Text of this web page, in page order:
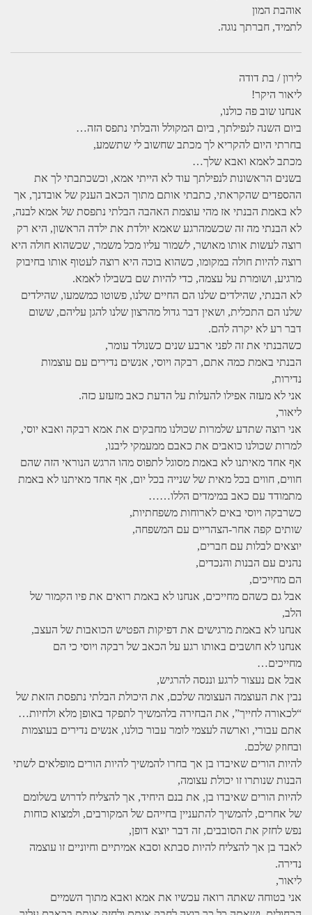
אוהבת המון
לתמיד, חברתך נוגה.
לירון / בת דודה
ליאור היקר!
אנחנו שוב פה כולנו,
ביום השנה לנפילתך, ביום המקולל והבלתי נתפס הזה…
בחרתי היום להקריא לך מכתב שחשוב לי שתשמע,
מכתב לאמא ואבא שלך…
בשנים הראשונות לנפילתך עוד לא הייתי אמא, וכשכתבתי לך את
ההספדים שהקראתי, כתבתי אותם מתוך הכאב הענק של אובדנך, אך
לא באמת הבנתי אז מהי עוצמת האהבה הבלתי נתפסת של אמא לבנה,
לא הבנתי מה זה שכשמהרגע שאמא יולדת את ילדה הראשון, היא רק
רוצה לעשות אותו מאושר, לשמור עליו מכל משמר, שכשהוא חולה היא
רוצה להיות חולה במקומו, כשהוא בוכה היא רוצה לעטוף אותו בחיבוק
מרגיע, ושומרת על עצמה, כדי להיות שם בשבילו לאמא.
לא הבנתי, שהילדים שלנו הם החיים שלנו, פשוטו כמשמעו, שהילדים
שלנו הם התכלית, ושאין דבר גדול מהרצון שלנו להגן עליהם, ששום
דבר רע לא יקרה להם.
כשהבנתי את זה לפני ארבע שנים כשנולד עומר,
הבנתי באמת כמה אתם, רבקה ויוסי, אנשים נדירים עם עוצמות
נדירות,
אני לא מעזה אפילו להעלות על הדעת כאב מזעזע כזה.
ליאור,
אני רוצה שתדע שלמרות שכולנו מחבקים את אמא רבקה ואבא יוסי,
למרות שכולנו כואבים את כאבם ממעמקי ליבנו,
אף אחד מאיתנו לא באמת מסוגל לתפוס מהו הרגש הנוראי הזה שהם
חווים, חווים בכל מאית של שנייה בכל יום, אף אחד מאיתנו לא באמת
מתמודד עם כאב במימדים הללו……
כשרבקה ויוסי באים לארוחות משפחתיות,
שותים קפה אחר-הצהריים עם המשפחה,
יוצאים לבלות עם חברים,
נהנים עם הבנות והנכדים,
הם מחייכים,
אבל גם כשהם מחייכים, אנחנו לא באמת רואים את פיו הקמור של
הלב,
אנחנו לא באמת מרגישים את דפיקות הפטיש הכואבות של העצב,
אנחנו לא חושבים באותו רגע על הכאב של רבקה ויוסי כי הם
מחייכים…
אבל אם נעצור לרגע וננסה להרגיש,
נבין את העוצמה העצומה שלכם, את היכולת הבלתי נתפסת הזאת של
“לכאורה לחייך”, את הבחירה בלהמשיך לתפקד באופן מלא ולחיות…
אתם עבורי, וארשה לעצמי לומר עבור כולנו, אנשים נדירים בעוצמות
ובחוזק שלכם.
להיות הורים שאיבדו בן אך בחרו להמשיך להיות הורים מופלאים לשתי
הבנות שנותרו זו יכולת עצומה,
להיות הורים שאיבדו בן, את בנם היחיד, אך להצליח לדרוש בשלומם
של אחרים, להמשיך להתעניין בחייהם של המקורבים, ולמצוא כוחות
נפש לחזק את הסובבים, זה דבר יוצא דופן,
לאבד בן אך להצליח להיות סבתא וסבא אמיתיים וחיוניים זו עוצמה
נדירה.
ליאור,
אני בטוחה שאתה רואה עכשיו את אמא ואבא מתוך השמיים